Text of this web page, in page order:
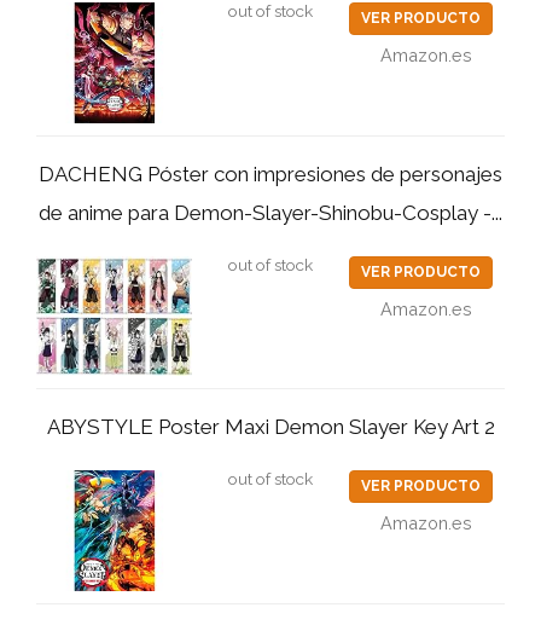
out of stock VER PRODUCTO
Amazon.es
DACHENG Póster con impresiones de personajes
de anime para Demon-Slayer-Shinobu-Cosplay -...
out of stock VER PRODUCTO
Amazon.es
ABYSTYLE Poster Maxi Demon Slayer Key Art 2
out of stock VER PRODUCTO
Amazon.es